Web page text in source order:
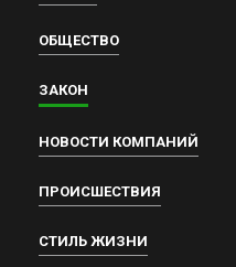
ОБЩЕСТВО
ЗАКОН
НОВОСТИ КОМПАНИЙ
ПРОИСШЕСТВИЯ
СТИЛЬ ЖИЗНИ